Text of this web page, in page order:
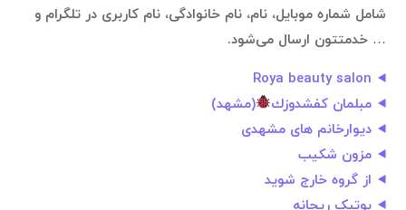
شامل شماره موبایل، نام، نام خانوادگی، نام کاربری در تلگرام و
… خدمتتون ارسال می‌شود.
Roya beauty salon
مبلمان كفشدوزك
(مشهد)
دیوارخانم های مشهدی
مزون شکیب
از گروه خارج شوید
بوتیک ریحانه